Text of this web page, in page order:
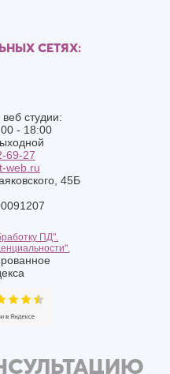
студии:
- 18:00
69-27
web.ru
45Б
ПД".
СЕТЯХ: